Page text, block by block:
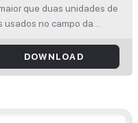
que duas unidades de
usados no campo da
DOWNLOAD